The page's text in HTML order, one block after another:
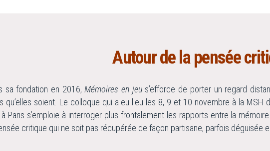
Autour de la pensée
sa fondation en 2016,Mémoires en jeus’efforce de porter un regard
qu’elles soient. Le colloque qui a eu lieu les 8, 9 et 10 novembre à la MSH
à Paris s’emploie à interroger plus frontalement les rapports entre la
critique qui ne soit pas récupérée de façon partisane, parfois déguisée